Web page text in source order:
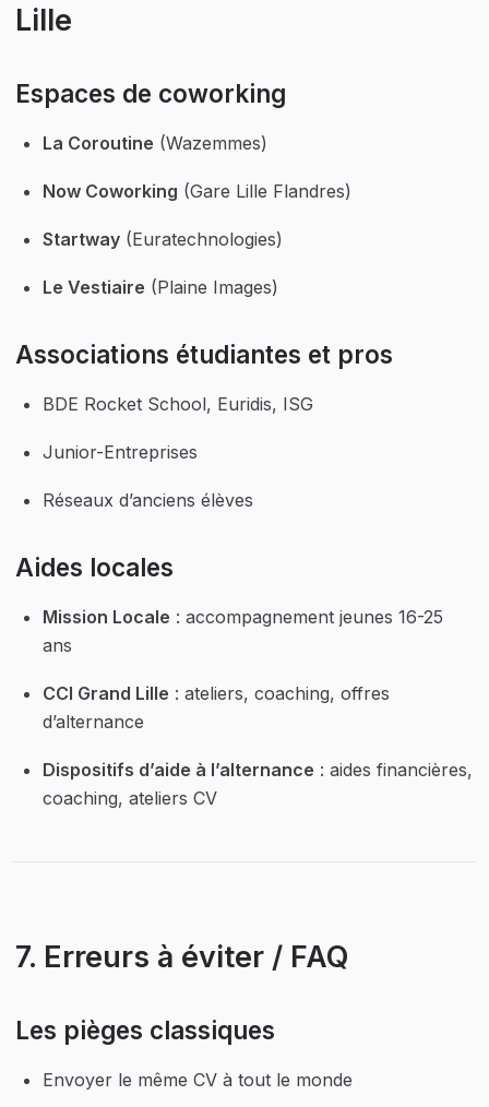
Lille
Espaces de coworking
La Coroutine (Wazemmes)
Now Coworking (Gare Lille Flandres)
Startway (Euratechnologies)
Le Vestiaire (Plaine Images)
Associations étudiantes et pros
BDE Rocket School, Euridis, ISG
Junior-Entreprises
Réseaux d’anciens élèves
Aides locales
Mission Locale : accompagnement jeunes 16-25
ans
CCI Grand Lille : ateliers, coaching, offres
d’alternance
Dispositifs d’aide à l’alternance : aides financières,
coaching, ateliers CV
7. Erreurs à éviter / FAQ
Les pièges classiques
Envoyer le même CV à tout le monde